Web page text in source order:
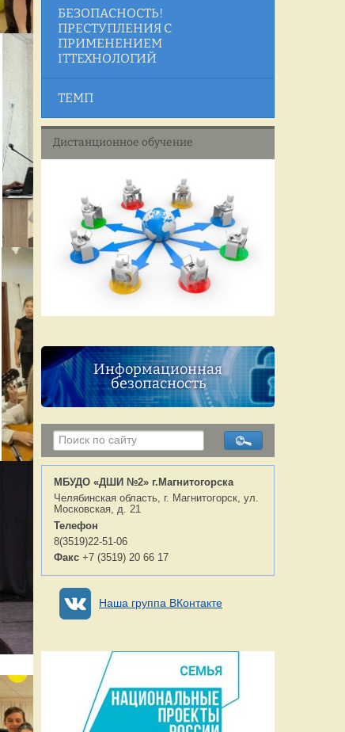
БЕЗОПАСНОСТЬ!
ПРЕСТУПЛЕНИЯ С
ПРИМЕНЕНИЕМ
ITТЕХНОЛОГИЙ
ТЕМП
Дистанционное обучение
Информационная
безопасность
МБУДО «ДШИ №2» г.Магнитогорска
Челябинская область, г. Магнитогорск, ул.
Московская, д. 21
Телефон
8(3519)22-51-06
Факс +7 (3519) 20 66 17
Наша группа ВКонтакте